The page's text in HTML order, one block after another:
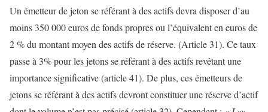
Un émetteur de jeton se référant à des actifs devra disposer d’au
moins 350 000 euros de fonds propres ou l’équivalent en euros de
2 % du montant moyen des actifs de réserve. (Article 31). Ce taux
passe à 3% pour les jetons se référant à des actifs revêtant une
importance significative (article 41). De plus, ces émetteurs de
jetons se référant à des actifs devront constituer une réserve d’actif